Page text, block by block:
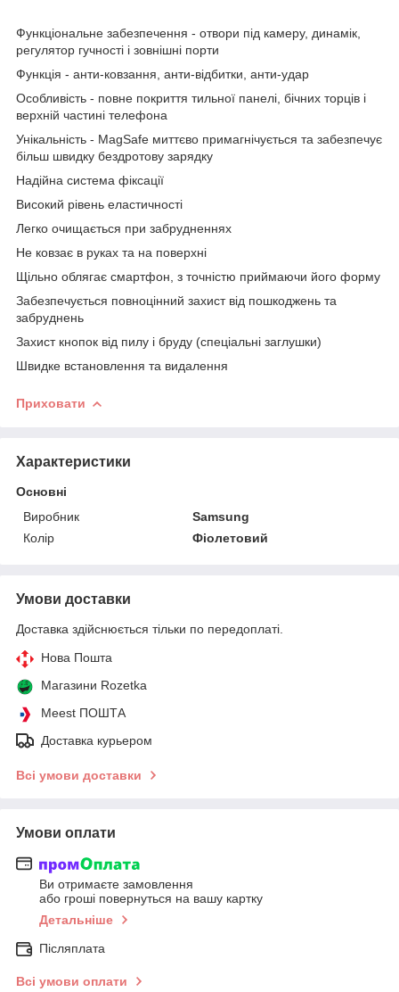
Функціональне забезпечення - отвори під камеру, динамік,
регулятор гучності і зовнішні порти
Функція - анти-ковзання, анти-відбитки, анти-удар
Особливість - повне покриття тильної панелі, бічних торців і
верхній частині телефона
Унікальність - MagSafe миттєво примагнічується та забезпечує
більш швидку бездротову зарядку
Надійна система фіксації
Високий рівень еластичності
Легко очищається при забрудненнях
Не ковзає в руках та на поверхні
Щільно облягає смартфон, з точністю приймаючи його форму
Забезпечується повноцінний захист від пошкоджень та
забруднень
Захист кнопок від пилу і бруду (спеціальні заглушки)
Швидке встановлення та видалення
Приховати
Характеристики
Основні
Виробник
Samsung
Колір
Фіолетовий
Умови доставки
Доставка здійснюється тільки по передоплаті.
Нова Пошта
Магазини Rozetka
Meest ПОШТА
Доставка курьером
Всі умови доставки
Умови оплати
Ви отримаєте замовлення
або гроші повернуться на вашу картку
Детальніше
Післяплата
Всі умови оплати